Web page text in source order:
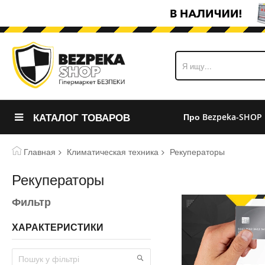
КАТАЛОГ ТОВАРОВ Про Bezpeka-SHOP
Главная Климатическая техника Рекуператоры
Рекуператоры
Фильтр
ХАРАКТЕРИСТИКИ